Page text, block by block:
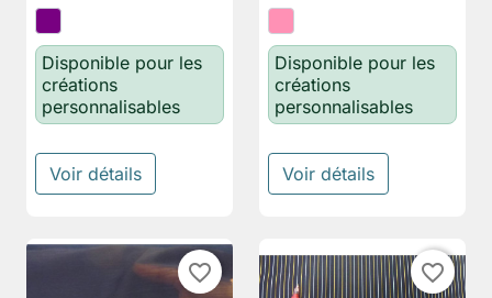
Disponible pour les
créations
personnalisables
Voir détails
Disponible pour les
créations
personnalisables
Voir détails
favorite_border favorite_border